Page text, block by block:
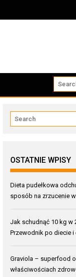
OSTATNIE WPISY
Dieta pudełkowa
sposób na zrzucenie
Jak schudnąć 10 kg w
Przewodnik po diecie i
Graviola – superfood o
właściwościach